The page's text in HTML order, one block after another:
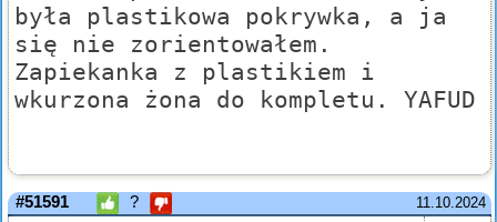
była plastikowa pokrywka, a ja
się nie zorientowałem.
Zapiekanka z plastikiem i
wkurzona żona do kompletu. YAFUD
11.10.2024
#51591 ?